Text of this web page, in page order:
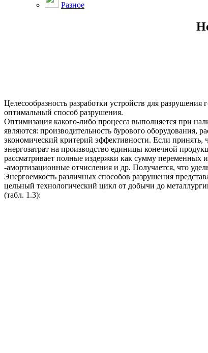
Разное
Целесообразность разработки устройств для
оптимальный способ разрушения.
Оптимизация какого-либо процесса выполняется при
являются: производительность бурового
экономический критерий эффективности. Если
энергозатрат на производство единицы конечной
рассматривает полные издержки как сумму переменных
-амортизационные отчисления и др. Получается, что
Энергоемкость различных способов разрушения
цельный технологический цикл от добычи до
(табл. 1.3):